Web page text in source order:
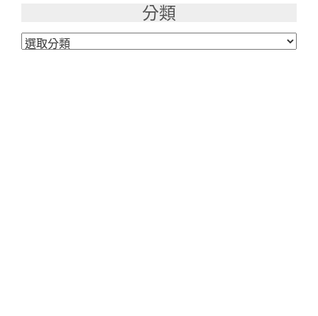
分類
分